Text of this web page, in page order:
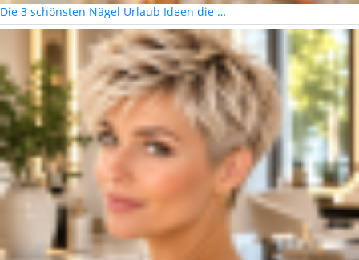
Die 3 schönsten Nägel Urlaub Ideen die …